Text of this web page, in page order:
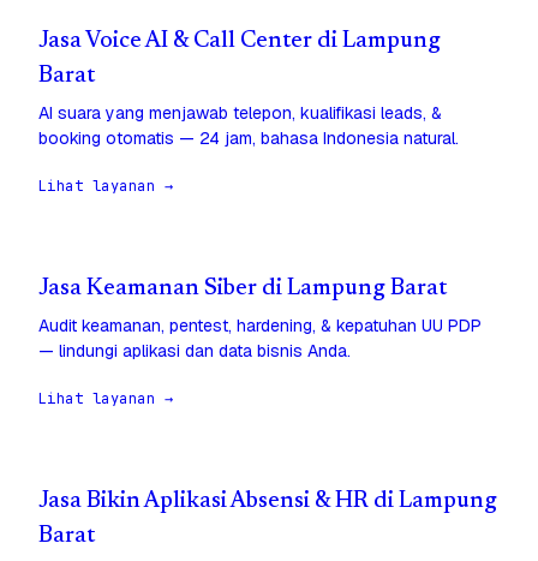
Jasa Voice AI & Call Center di Lampung
Barat
AI suara yang menjawab telepon, kualifikasi leads, &
booking otomatis — 24 jam, bahasa Indonesia natural.
Lihat layanan →
Jasa Keamanan Siber di Lampung Barat
Audit keamanan, pentest, hardening, & kepatuhan UU PDP
— lindungi aplikasi dan data bisnis Anda.
Lihat layanan →
Jasa Bikin Aplikasi Absensi & HR di Lampung
Barat